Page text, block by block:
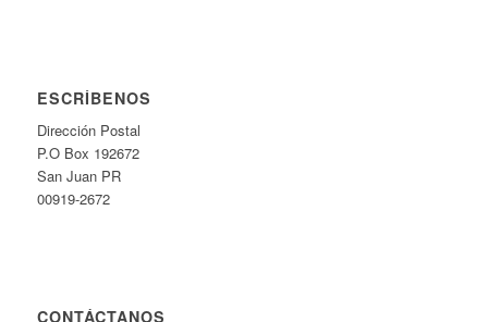
ESCRÍBENOS
Dirección Postal
P.O Box 192672
San Juan PR
00919-2672
CONTÁCTANOS